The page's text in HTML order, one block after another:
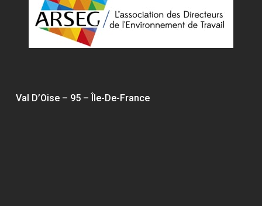
Val D’Oise – 95 – Île-De-France